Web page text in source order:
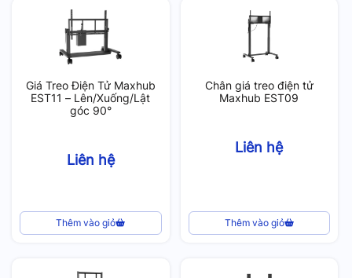
Giá Treo Điện Tử Maxhub
EST11 – Lên/Xuống/Lật
góc 90°
Liên hệ
Thêm vào giỏ
Chân giá treo điện tử
Maxhub EST09
Liên hệ
Thêm vào giỏ